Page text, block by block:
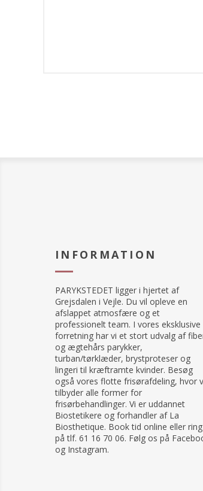
INFORMATION
PARYKSTEDET ligger i hjertet af
Grejsdalen i Vejle. Du vil opleve en
afslappet atmosfære og et
professionelt team. I vores eksklusive
forretning har vi et stort udvalg af
og ægtehårs parykker,
turban/tørklæder, brystproteser og
lingeri til kræftramte kvinder. Besøg
også vores flotte frisørafdeling, hvor
tilbyder alle former for
frisørbehandlinger. Vi er uddannet
Biostetikere og forhandler af La
Biosthetique. Book tid online eller ring
på tlf. 61 16 70 06. Følg os på
og Instagram.